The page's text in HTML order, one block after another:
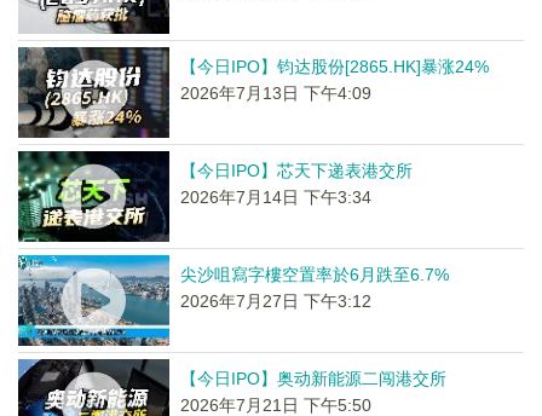
【今日IPO】钧达股份[2865.HK]暴涨24%
2026年7月13日 下午4:09
【今日IPO】芯天下递表港交所
2026年7月14日 下午3:34
尖沙咀寫字樓空置率於6月跌至6.7%
2026年7月27日 下午3:12
【今日IPO】奥动新能源二闯港交所
2026年7月21日 下午5:50